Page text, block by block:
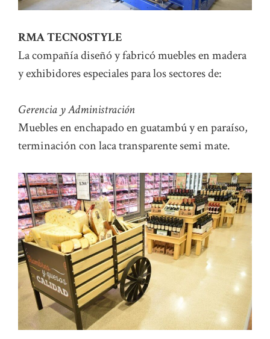
RMA TECNOSTYLE
La compañía diseñó y fabricó muebles en madera
y exhibidores especiales para los sectores de:
Gerencia y Administración
Muebles en enchapado en guatambú y en paraíso,
terminación con laca transparente semi mate.